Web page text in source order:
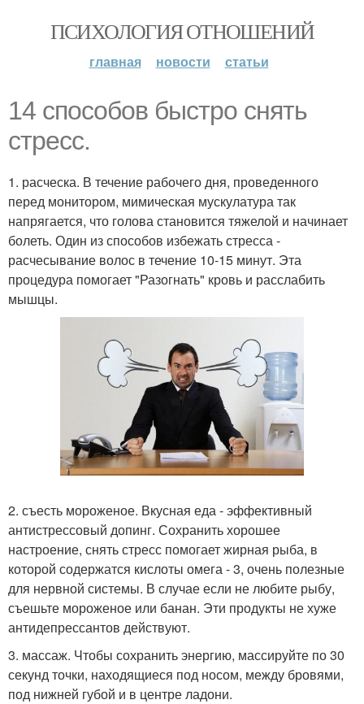
ПСИХОЛОГИЯ ОТНОШЕНИЙ
главная новости статьи
14 способов быстро снять
стресс.
1. расческа. В течение рабочего дня, проведенного
перед монитором, мимическая мускулатура так
напрягается, что голова становится тяжелой и начинает
болеть. Один из способов избежать стресса -
расчесывание волос в течение 10-15 минут. Эта
процедура помогает "Разогнать" кровь и расслабить
мышцы.
2. съесть мороженое. Вкусная еда - эффективный
антистрессовый допинг. Сохранить хорошее
настроение, снять стресс помогает жирная рыба, в
которой содержатся кислоты омега - 3, очень полезные
для нервной системы. В случае если не любите рыбу,
съешьте мороженое или банан. Эти продукты не хуже
антидепрессантов действуют.
3. массаж. Чтобы сохранить энергию, массируйте по 30
секунд точки, находящиеся под носом, между бровями,
под нижней губой и в центре ладони.